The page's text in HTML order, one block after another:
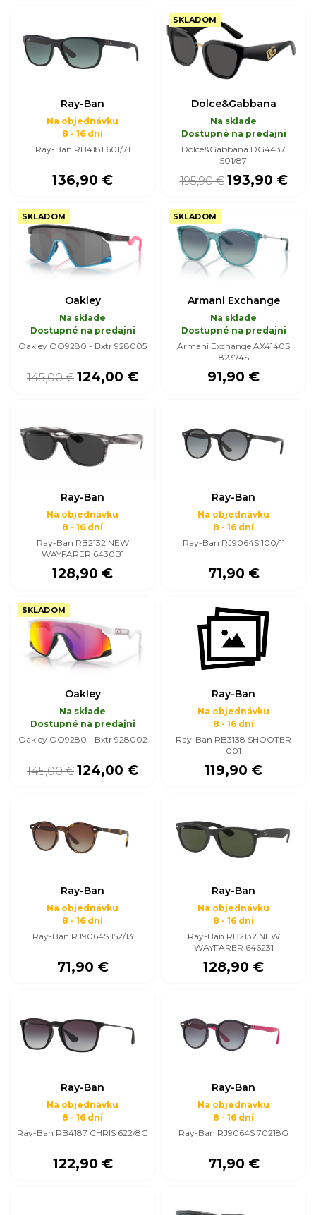
Ray-Ban
Na objednávku
8 - 16 dní
Ray-Ban RB4181 601/71
136,90 €
SKLADOM
Dolce&Gabbana
Na sklade
Dostupné na predajni
Dolce&Gabbana DG4437
501/87
195,90 € 193,90 €
SKLADOM
Oakley
Na sklade
Dostupné na predajni
Oakley OO9280 - Bxtr 928005
145,00 € 124,00 €
SKLADOM
Armani Exchange
Na sklade
Dostupné na predajni
Armani Exchange AX4140S
82374S
91,90 €
Ray-Ban
Na objednávku
8 - 16 dní
Ray-Ban RB2132 NEW
WAYFARER 6430B1
128,90 €
Ray-Ban
Na objednávku
8 - 16 dní
Ray-Ban RJ9064S 100/11
71,90 €
SKLADOM
Oakley
Na sklade
Dostupné na predajni
Oakley OO9280 - Bxtr 928002
145,00 € 124,00 €
Ray-Ban
Na objednávku
8 - 16 dní
Ray-Ban RB3138 SHOOTER
001
119,90 €
Ray-Ban
Na objednávku
8 - 16 dní
Ray-Ban RJ9064S 152/13
71,90 €
Ray-Ban
Na objednávku
8 - 16 dní
Ray-Ban RB2132 NEW
WAYFARER 646231
128,90 €
Ray-Ban
Na objednávku
8 - 16 dní
Ray-Ban RB4187 CHRIS 622/8G
122,90 €
Ray-Ban
Na objednávku
8 - 16 dní
Ray-Ban RJ9064S 70218G
71,90 €